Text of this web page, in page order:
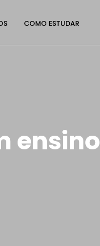
COMO ESTUDAR
ensino